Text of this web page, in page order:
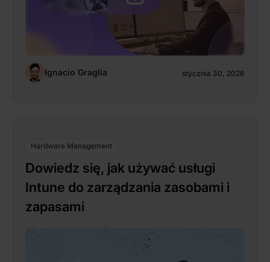
Ignacio Graglia stycznia 30, 2026
Hardware Management
Dowiedz się, jak używać usługi
Intune do zarządzania zasobami i
zapasami